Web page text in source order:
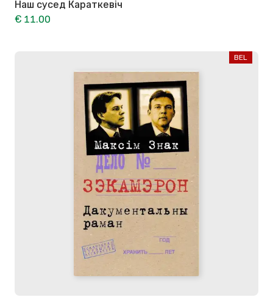
Наш сусед Караткевіч
€ 11.00
BEL